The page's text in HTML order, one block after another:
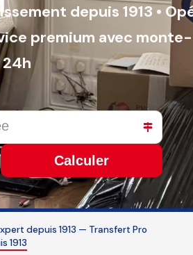
depuis 1913 •
premium avec monte-
Calculer
depuis 1913 — Transfert Pro
1913